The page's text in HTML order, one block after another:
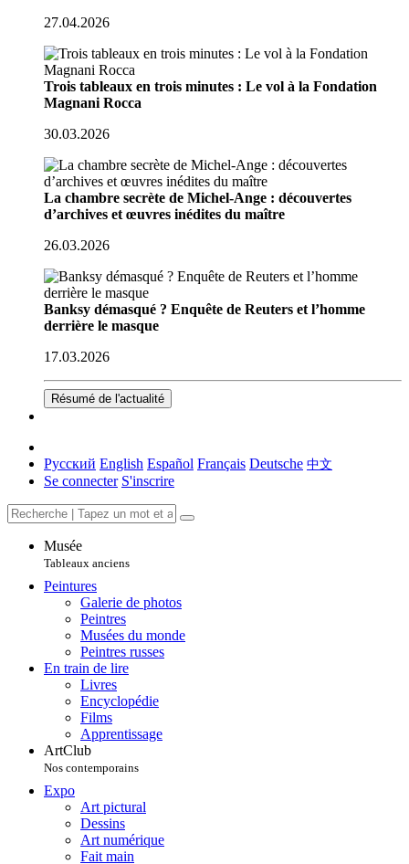
27.04.2026
Trois tableaux en trois minutes : Le vol à la Fondation
Magnani Rocca
30.03.2026
La chambre secrète de Michel-Ange : découvertes
d’archives et œuvres inédites du maître
26.03.2026
Banksy démasqué ? Enquête de Reuters et l’homme
derrière le masque
17.03.2026
Résumé de l'actualité
Русский English Español Français Deutsche 中文
Se connecter S'inscrire
Musée
Tableaux anciens
Peintures
Galerie de photos
Peintres
Musées du monde
Peintres russes
En train de lire
Livres
Encyclopédie
Films
Apprentissage
ArtClub
Nos contemporains
Expo
Art pictural
Dessins
Art numérique
Fait main